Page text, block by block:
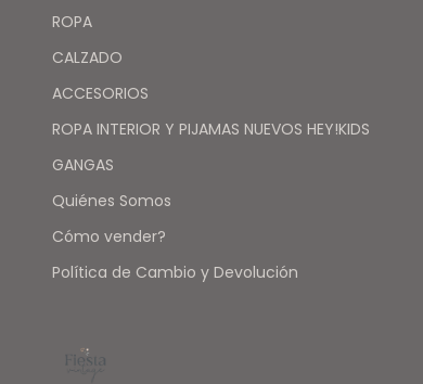
ROPA
CALZADO
ACCESORIOS
ROPA INTERIOR Y PIJAMAS NUEVOS HEY!KIDS
GANGAS
Quiénes Somos
Cómo vender?
Política de Cambio y Devolución